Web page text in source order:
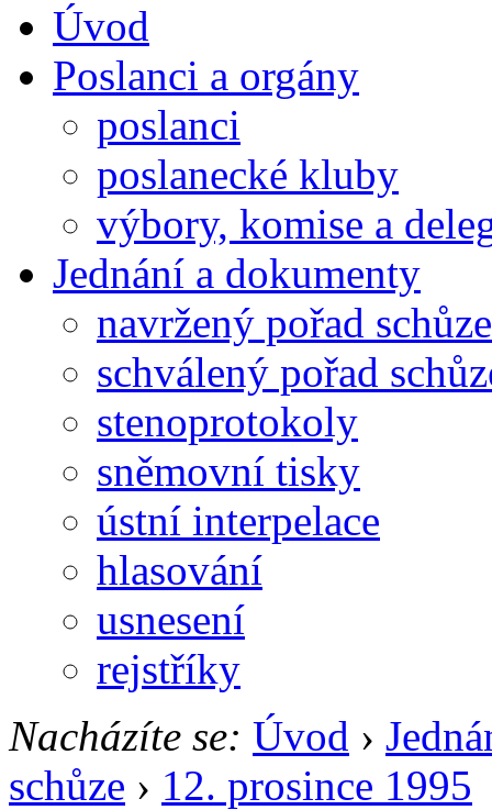
Úvod
Poslanci a orgány
poslanci
poslanecké kluby
výbory, komise a
Jednání a dokumenty
navržený pořad schůze
schválený pořad
stenoprotokoly
sněmovní tisky
ústní interpelace
hlasování
usnesení
rejstříky
Nacházíte se: Úvod ›
schůze › 12. prosince 1995